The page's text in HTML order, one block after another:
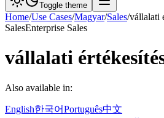
Toggle theme
Home/Use Cases/Magyar/Sales/vállalati
SalesEnterprise Sales
vállalati
Also available in:
English한국어Português中文